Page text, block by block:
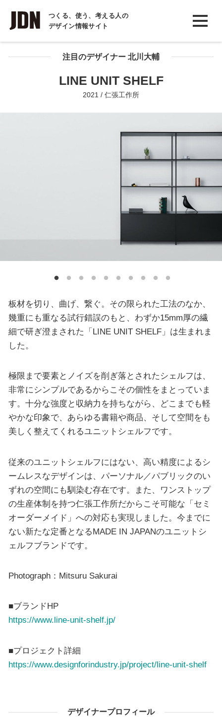
つくる、使う、考える人の
デザイン情報サイト
INTERVIEW
インタビュー
REPORT注目のデザイナー 北川大輔
LINE UNIT SHELF
2021 / 仁張工作所
板材を切り、曲げ、繋ぐ。その限られた工法のなか、
幾重にも重なる試行錯誤のもと、わずか15mm厚の繊
細で研ぎ澄まされた「LINE UNIT SHELF」は生まれま
した。
極限まで要素とノイズを削ぎ落とされたシェルフは、
非常にシンプルであるからこその個性をまとっていま
す。十分な強度と収納力を持ちながら、どこまでも軽
やかな印象で、あらゆる書籍や商品、そして空間をも
美しく整えてくれるユニットシェルフです。
従来のユニットシェルフにはない、高い精度によるシ
ームレスなデザインは、パーソナル／パブリックのい
ずれの空間にも馴染む存在です。また、ワンストップ
の生産体制を持つ仁張工作所だからこそ可能な「セミ
オーダーメイド」への対応も実現しました。今までに
ない新たな定番となるMADE IN JAPANのユニットシ
ェルフブランドです。
Photograph：Mitsuru Sakurai
■ブランドHP
https://www.line-unit-shelf.jp/
■プロジェクト詳細
https://www.designforindustry.jp/project/line-unit-shelf
デザイナープロフィール